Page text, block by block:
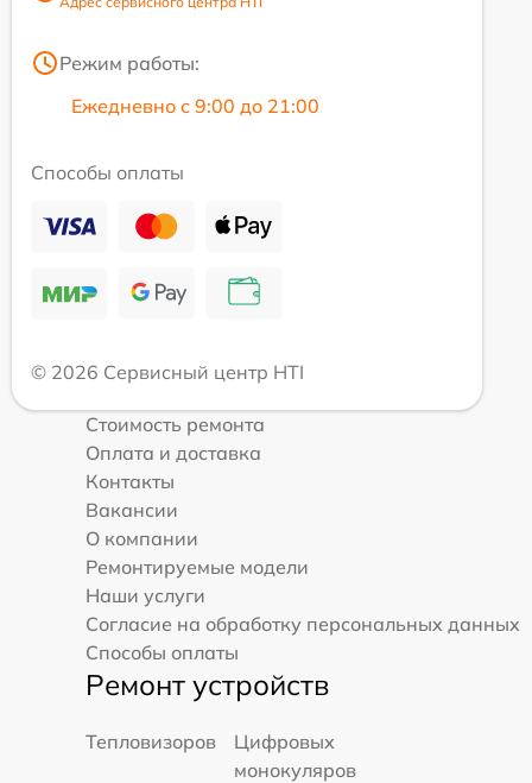
Режим работы:
Ежедневно с 9:00 до 21:00
Способы оплаты
© 2026 Сервисный центр HTI
Стоимость ремонта
Оплата и доставка
Контакты
Вакансии
О компании
Ремонтируемые модели
Наши услуги
Согласие на обработку персональных данных
Способы оплаты
Ремонт устройств
Тепловизоров
Цифровых
монокуляров